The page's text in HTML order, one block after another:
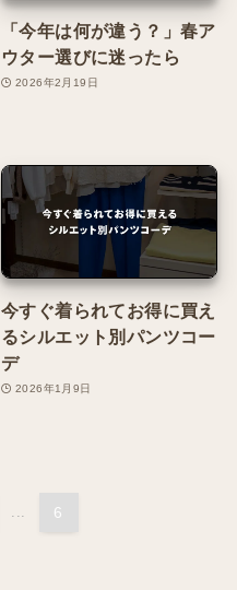
「今年は何が違う？」春ア
ウター選びに迷ったら
2026年2月19日
今すぐ着られてお得に買え
るシルエット別パンツコー
デ
2026年1月9日
... 6